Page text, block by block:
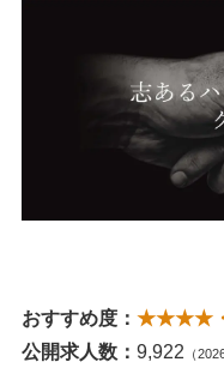
おすすめ度： ★★★★・
公開求人数： 9,922 （